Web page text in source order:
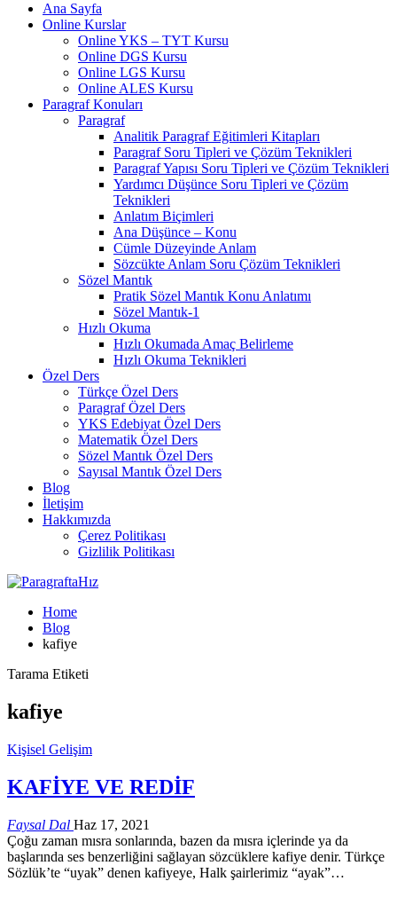
Ana Sayfa
Online Kurslar
Online YKS – TYT Kursu
Online DGS Kursu
Online LGS Kursu
Online ALES Kursu
Paragraf Konuları
Paragraf
Analitik Paragraf Eğitimleri Kitapları
Paragraf Soru Tipleri ve Çözüm Teknikleri
Paragraf Yapısı Soru Tipleri ve Çözüm Teknikleri
Yardımcı Düşünce Soru Tipleri ve Çözüm
Teknikleri
Anlatım Biçimleri
Ana Düşünce – Konu
Cümle Düzeyinde Anlam
Sözcükte Anlam Soru Çözüm Teknikleri
Sözel Mantık
Pratik Sözel Mantık Konu Anlatımı
Sözel Mantık-1
Hızlı Okuma
Hızlı Okumada Amaç Belirleme
Hızlı Okuma Teknikleri
Özel Ders
Türkçe Özel Ders
Paragraf Özel Ders
YKS Edebiyat Özel Ders
Matematik Özel Ders
Sözel Mantık Özel Ders
Sayısal Mantık Özel Ders
Blog
İletişim
Hakkımızda
Çerez Politikası
Gizlilik Politikası
Home
Blog
kafiye
Tarama Etiketi
kafiye
Kişisel Gelişim
KAFİYE VE REDİF
Faysal Dal Haz 17, 2021
Çoğu zaman mısra sonlarında, bazen da mısra içlerinde ya da
başlarında ses benzerliğini sağlayan sözcüklere kafiye denir. Türkçe
Sözlük’te “uyak” denen kafiyeye, Halk şairlerimiz “ayak”…